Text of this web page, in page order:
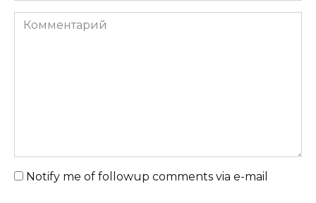
Комментарий
Notify me of followup comments via e-mail